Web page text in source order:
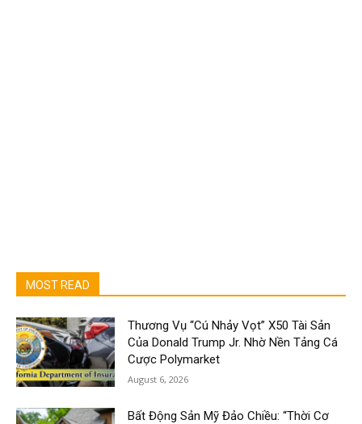
MOST READ
Thương Vụ “Cú Nhảy Vọt” X50 Tài Sản
Của Donald Trump Jr. Nhờ Nền Tảng Cá
Cược Polymarket
August 6, 2026
Bất Động Sản Mỹ Đảo Chiều: “Thời Cơ